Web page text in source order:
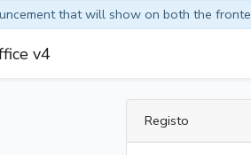
that will show on both the
v4
Registo